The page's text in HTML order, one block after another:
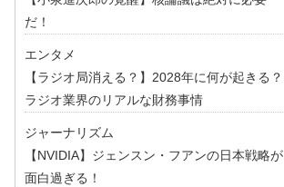
だ！
エンタメ
【ラジオ局消える？】2028年に何が起きる？
ラジオ業界のリアルな財務事情
ジャーナリズム
【NVIDIA】ジェンスン・フアンの日本戦略が
面白過ぎる！